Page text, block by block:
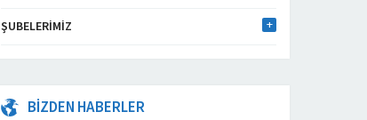
ŞUBELERIMIZ
BİZDEN HABERLER